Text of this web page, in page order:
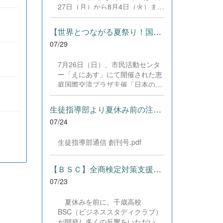
おいて、一人一人が役割を果た
し、心を込めた演技と表現を披露
することができました。 また、
今回の全国大会出場にあたり、多
ました企業の皆様、ならびに心温
まるご寄付や温かいご声援を寄せ
てくださった地域の皆様方に、心
より感謝申し上げます。皆様から
な励みとなり、全国の舞台で最高
のパフォーマンスと演技を届ける
糧に、さらに表現力に磨きをか
ぬご声援をよろしくお願いいたし
27日（月）から8月4日（火）まで
の日程で、それぞれ学習に取り組
みました。多くの生徒が意欲的に
参加し、これまでの学習内容の復
習や発展的な内容、受験に向けた
られました。夏期講習で身に付け
た学習習慣や知識を、今後の学校
生活や学習に生かし、一人一人が
さらなる成長につなげてくれるこ
とを期待しています。 &nbsp;
【世界とつながる夏祭り！国際教養科の生徒が多文化共生ボランテ...
07/29
7月26日（日）、市民活動センタ
ー「えにあす」にて開催された恵
庭国際交流プラザ主催「日本の夏
祭り体験」に、本校国際教養科の
生徒6名がボランティアとして参
加しました！ 会場にはウクライ
ナ、ネパール、アフガニスタンな
ヨー釣りや綿あめ、盆踊りなどを
満喫。浴衣姿でイベントを彩った
1年生や、経験を生かして頼もし
く場を仕切る3年生など、生徒た
ちは言葉や国境を超えて笑顔で交
は、「国籍や年齢を問わず笑顔で
寄り添い、自分で考えて動く姿が
生徒指導部より夏休み前の注意事項
07/24
生徒指導部通信 創刊号.pdf
【ＢＳＣ】全商検定対策支援ポータルサイト「Compath（コンパス）...
07/23
夏休みを前に、千歳高校
BSC（ビジネススタディクラブ）